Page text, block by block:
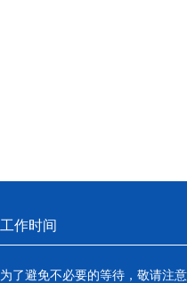
工作时间
为了避免不必要的等待，敬请注